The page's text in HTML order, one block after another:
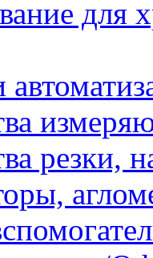
для
резки,